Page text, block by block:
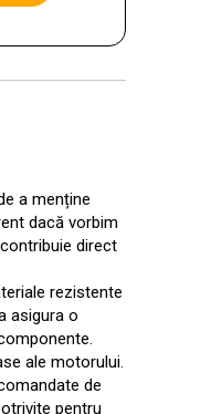
a menține
dacă vorbim
direct
rezistente
asigura o
ale motorului.
de
pentru